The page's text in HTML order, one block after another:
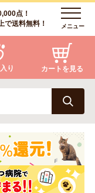
点！
で送料無料！
メニュー
・爬虫類・昆虫
り カートを見る